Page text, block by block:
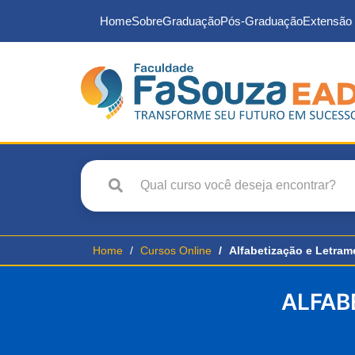
HomeSobreGraduaçãoPós-Graduação
Home Cursos Online Alfabetização e